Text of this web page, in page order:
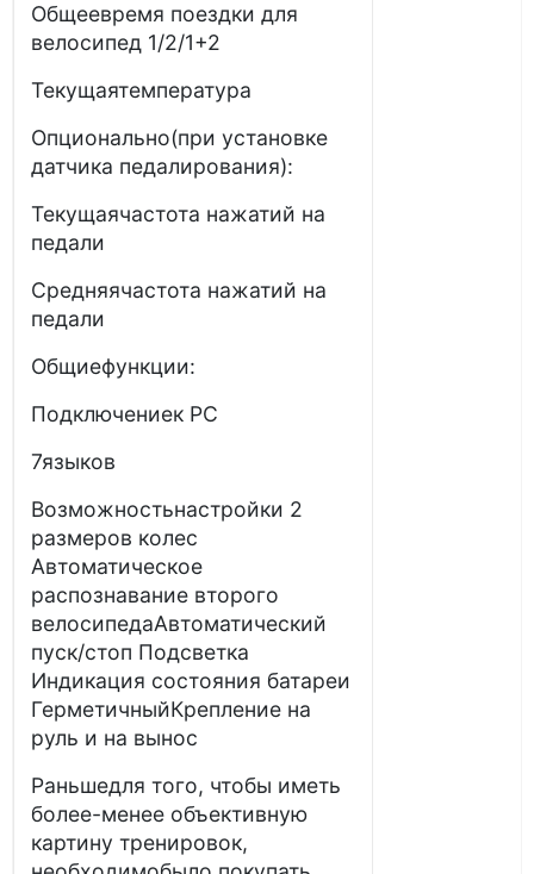
Общеевремя поездки для
велосипед 1/2/1+2
Текущаятемпература
Опционально(при установке
датчика педалирования):
Текущаячастота нажатий на
педали
Средняячастота нажатий на
педали
Общиефункции:
Подключениек PC
7языков
Возможностьнастройки 2
размеров колес
Автоматическое
распознавание второго
велосипедаАвтоматический
пуск/стоп Подсветка
Индикация состояния батареи
ГерметичныйКрепление на
руль и на вынос
Раньшедля того, чтобы иметь
более-менее объективную
картину тренировок,